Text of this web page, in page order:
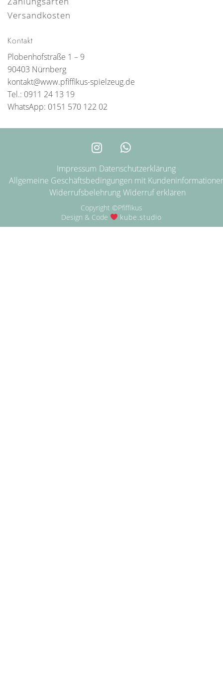
Versandkosten
Kontakt
Plobenhofstraße 1 – 9
90403 Nürnberg
kontakt@www.pfiffikus-spielzeug.de
Tel.: 0911 24 13 19
WhatsApp: 0151 570 122 02
Copyright ©Pfiffikus
Design & Code
kube.studio
Impressum Datenschutzerklärung
Allgemeine Geschäftsbedingungen mit
Widerrufsbelehrung Widerruf erklären